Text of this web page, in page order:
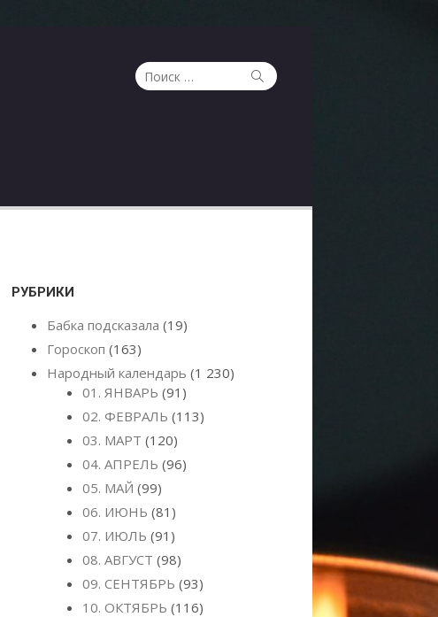
Поиск
по:
Поиск
РУБРИКИ
Бабка подсказала (19)
Гороскоп (163)
Народный календарь (1 230)
01. ЯНВАРЬ (91)
02. ФЕВРАЛЬ (113)
03. МАРТ (120)
04. АПРЕЛЬ (96)
05. МАЙ (99)
06. ИЮНЬ (81)
07. ИЮЛЬ (91)
08. АВГУСТ (98)
09. СЕНТЯБРЬ (93)
10. ОКТЯБРЬ (116)